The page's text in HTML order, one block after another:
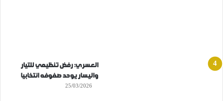
العسري: رفض تنظيمي للتيار
واليسار يوحد صفوفه انتخابيا
25/03/2026